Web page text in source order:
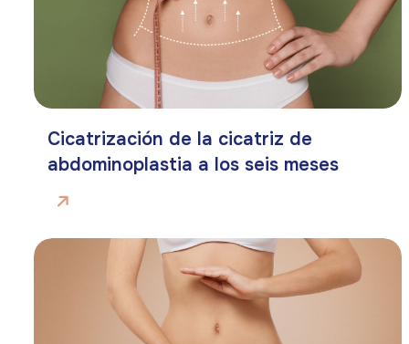
Cicatrización de la cicatriz de
abdominoplastia a los seis meses